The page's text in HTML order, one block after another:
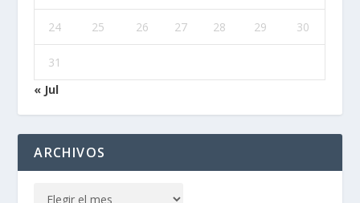
24 25 26 27 28 29 30
31
« Jul
ARCHIVOS